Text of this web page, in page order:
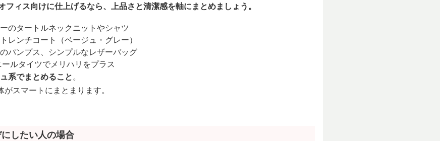
フィス向けに仕上げるなら、上品さと清潔感を軸にまとめましょう。
のタートルネックニットやシャツ
レンチコート（ベージュ・グレー）
パンプス、シンプルなレザーバッグ
ルタイツでメリハリをプラス
系でまとめること。
スマートにまとまります。
したい人の場合